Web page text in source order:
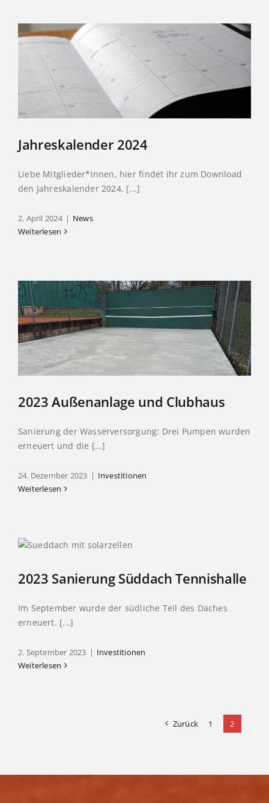
Jahreskalender 2024
Liebe Mitglieder*innen, hier findet ihr zum Download
den Jahreskalender 2024. [...]
2. April 2024 | News
Weiterlesen
2023 Außenanlage und Clubhaus
Sanierung der Wasserversorgung: Drei Pumpen wurden
erneuert und die [...]
24. Dezember 2023 | Investitionen
Weiterlesen
2023 Sanierung Süddach Tennishalle
Im September wurde der südliche Teil des Daches
erneuert. [...]
2. September 2023 | Investitionen
Weiterlesen
Zurück 1 2